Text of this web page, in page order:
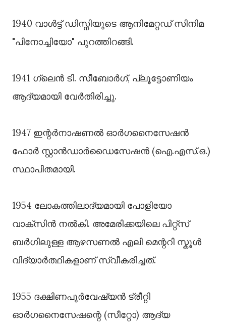
1940 വാൾട്ട് ഡിസ്നിയുടെ ആനിമേറ്റഡ് സിനിമ
"പിനോച്ചിയോ" പുറത്തിറങ്ങി.
1941 ഗ്ലെൻ ടി. സീബോർഗ്, പ്ലൂട്ടോണിയം
ആദ്യമായി വേർതിരിച്ചു.
1947 ഇന്റർനാഷണൽ ഓർഗനൈസേഷൻ
ഫോർ സ്റ്റാൻഡാർഡൈസേഷൻ (ഐ.എസ്.ഒ.)
സ്ഥാപിതമായി.
1954 ലോകത്തിലാദ്യമായി പോളിയോ
വാക്സിൻ നൽകി. അമേരിക്കയിലെ പിറ്റ്സ്
ബർഗിലുള്ള ആഴസണൽ എലി മെന്ററി സ്കൂൾ
വിദ്യാർത്ഥികളാണ് സ്വീകരിച്ചത്.
1955 ദക്ഷിണപൂർ‌വേഷ്യൻ ട്രീറ്റി
ഓർഗനൈസേഷന്റെ‍ (സീറ്റോ) ആദ്യ